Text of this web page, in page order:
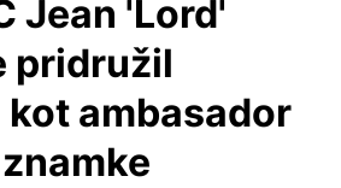
Jean 'Lord'
pridružil
kot ambasador